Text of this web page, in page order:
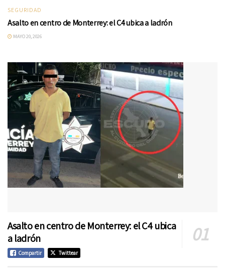
SEGURIDAD
Asalto en centro de Monterrey: el C4 ubica a ladrón
MAYO 20, 2026
Asalto en centro de Monterrey: el C4 ubica
a ladrón
Compartir Twittear